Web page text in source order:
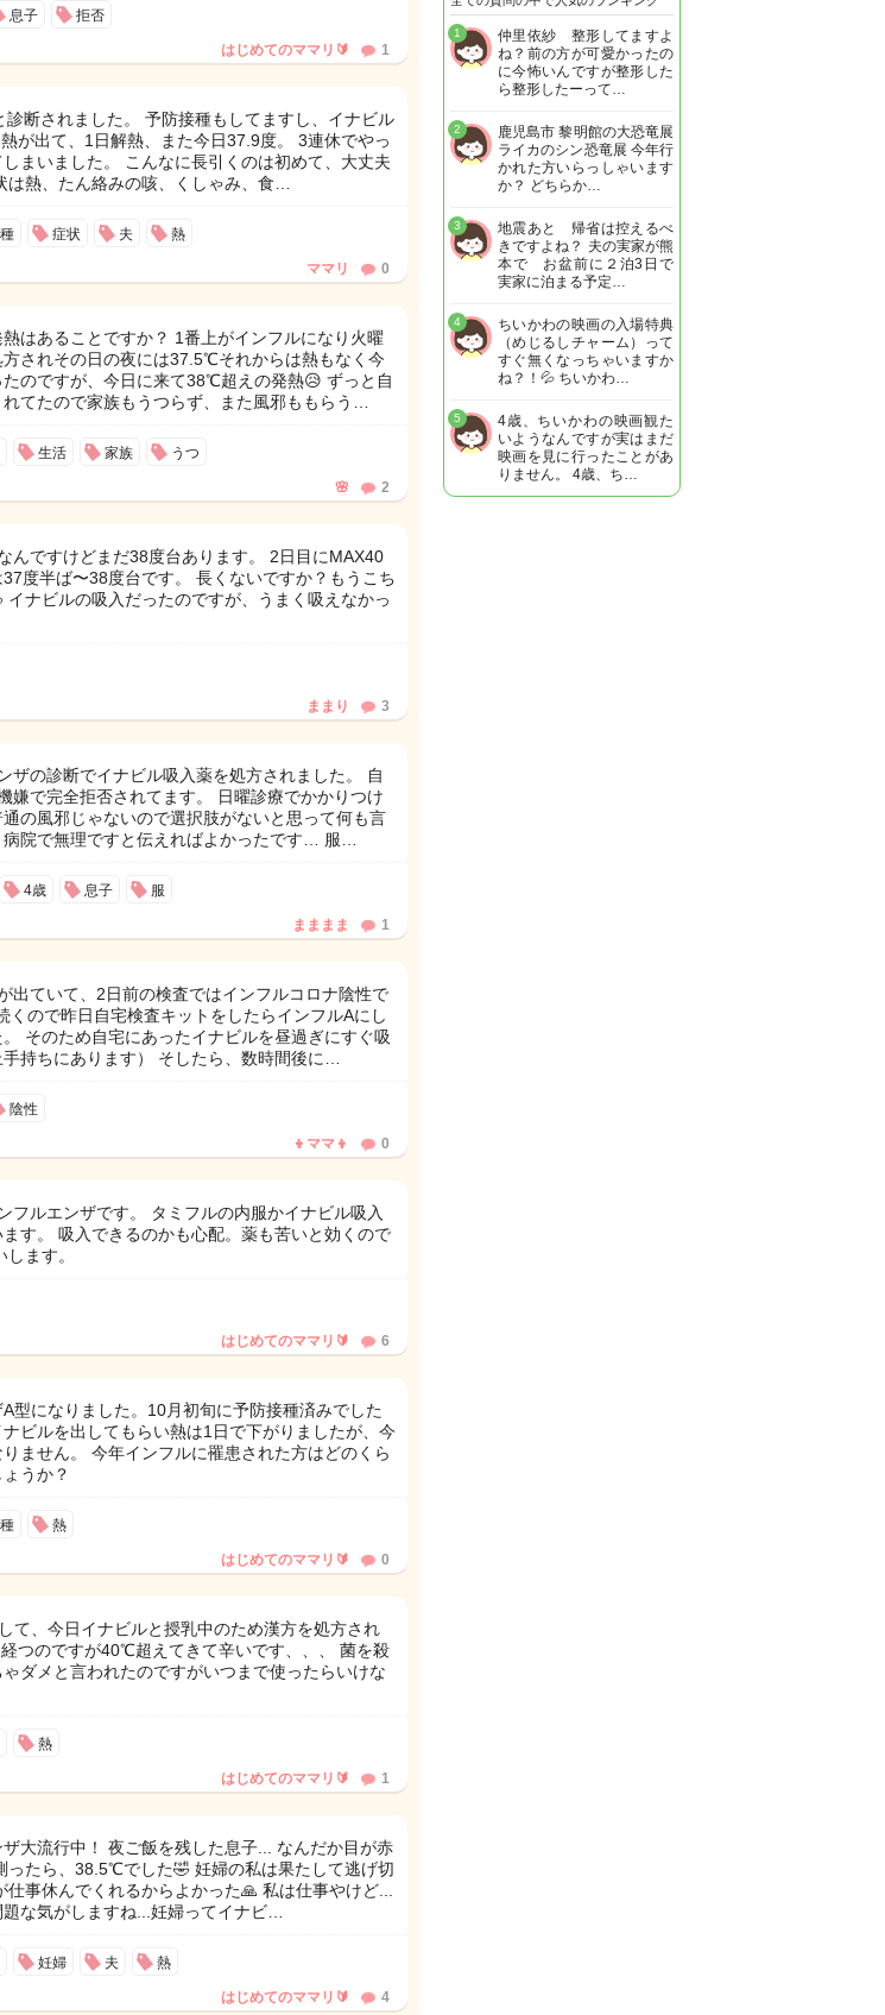
息子 拒否
はじめてのママリ🔰 1
診断されました。 予防接種もしてますし、イナビル
が出て、1日解熱、また今日37.9度。 3連休でやっ
まいました。 こんなに長引くのは初めて、大丈夫
は熱、たん絡みの咳、くしゃみ、食…
症状 夫 熱
ママリ 0
はあることですか？ 1番上がインフルになり火曜
されその日の夜には37.5℃それからは熱もなく今
たのですが、今日に来て38℃超えの発熱😥 ずっと自
てたので家族もうつらず、また風邪ももらう…
生活 家族 うつ
🌸 2
んですけどまだ38度台あります。 2日目にMAX40
度半ば〜38度台です。 長くないですか？もうこち
イナビルの吸入だったのですが、うまく吸えなかっ
ままり 3
ザの診断でイナビル吸入薬を処方されました。 自
嫌で完全拒否されてます。 日曜診療でかかりつけ
の風邪じゃないので選択肢がないと思って何も言
病院で無理ですと伝えればよかったです… 服…
4歳 息子 服
まままま 1
出ていて、2日前の検査ではインフルコロナ陰性で
くので昨日自宅検査キットをしたらインフルAにし
そのため自宅にあったイナビルを昼過ぎにすぐ吸
持ちにあります） そしたら、数時間後に…
陰性
👦ママ👦 0
フルエンザです。 タミフルの内服かイナビル吸入
す。 吸入できるのかも心配。薬も苦いと効くので
ます。
はじめてのママリ🔰 6
型になりました。10月初旬に予防接種済みでした
ビルを出してもらい熱は1日で下がりましたが、今
ません。 今年インフルに罹患された方はどのくら
うか？
熱
はじめてのママリ🔰 0
て、今日イナビルと授乳中のため漢方を処方され
つのですが40℃超えてきて辛いです、、、 菌を殺
ダメと言われたのですがいつまで使ったらいけな
熱
はじめてのママリ🔰 1
大流行中！ 夜ご飯を残した息子... なんだか目が赤
ったら、38.5℃でした🤣 妊婦の私は果たして逃げ切
事休んでくれるからよかった🙏 私は仕事やけど...
な気がしますね...妊婦ってイナビ…
妊婦 夫 熱
はじめてのママリ🔰 4
仲里依紗 整形してますよ
ね？前の方が可愛かったの
に今怖いんですが整形した
ら整形したーって…
1
鹿児島市 黎明館の大恐竜展
ライカのシン恐竜展 今年行
かれた方いらっしゃいます
か？ どちらか…
2
地震あと 帰省は控えるべ
きですよね？ 夫の実家が熊
本で お盆前に２泊3日で
実家に泊まる予定…
3
ちいかわの映画の入場特典
（めじるしチャーム）って
すぐ無くなっちゃいますか
ね？！💦 ちいかわ…
4
4歳、ちいかわの映画観た
いようなんですが実はまだ
映画を見に行ったことがあ
りません。 4歳、ち…
5